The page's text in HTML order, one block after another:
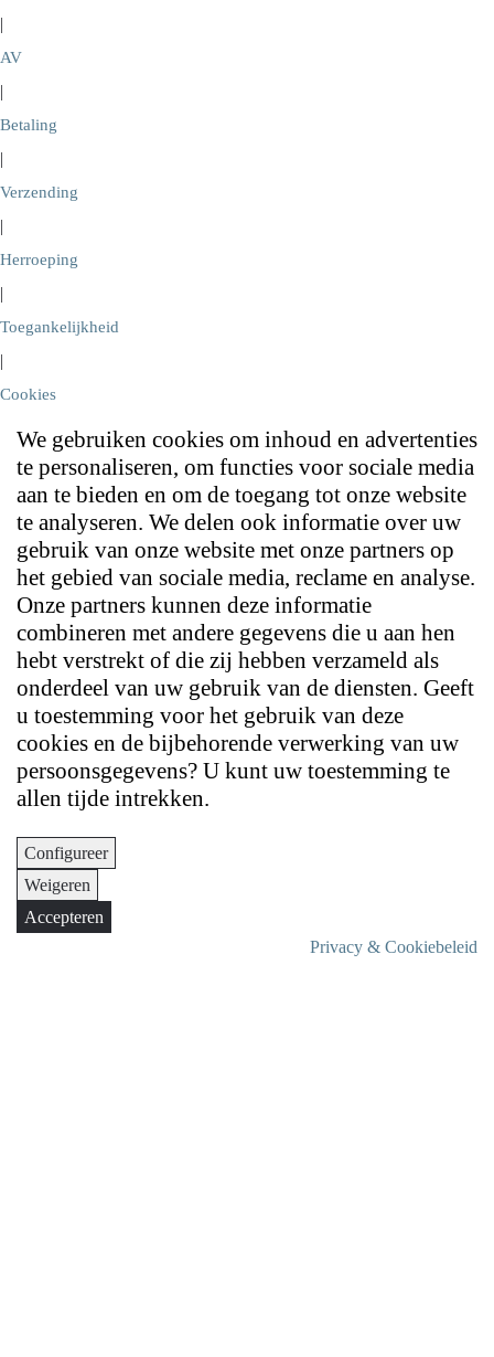
|
AV
|
Betaling
|
Verzending
|
Herroeping
|
Toegankelijkheid
|
Cookies
We gebruiken cookies om inhoud en advertenties
te personaliseren, om functies voor sociale media
aan te bieden en om de toegang tot onze website
te analyseren. We delen ook informatie over uw
gebruik van onze website met onze partners op
het gebied van sociale media, reclame en analyse.
Onze partners kunnen deze informatie
combineren met andere gegevens die u aan hen
hebt verstrekt of die zij hebben verzameld als
onderdeel van uw gebruik van de diensten. Geeft
u toestemming voor het gebruik van deze
cookies en de bijbehorende verwerking van uw
persoonsgegevens? U kunt uw toestemming te
allen tijde intrekken.
Configureer
Weigeren
Accepteren
Privacy & Cookiebeleid